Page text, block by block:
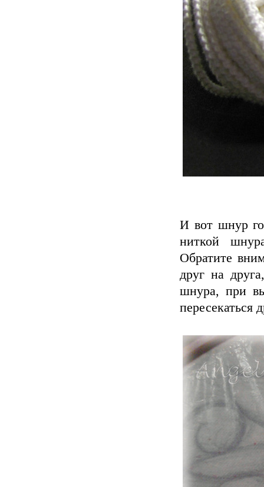
И вот шнур
ниткой
Обратите
друг на
шнура, при
пересекаться